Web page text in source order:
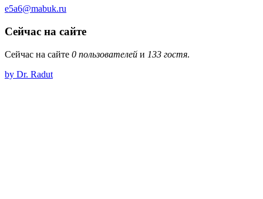
e5a6@mabuk.ru
Сейчас на сайте
Сейчас на сайте 0 пользователей и 133 гостя.
by Dr. Radut